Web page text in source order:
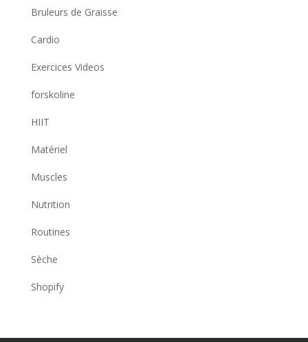
Bruleurs de Graisse
Cardio
Exercices Videos
forskoline
HIIT
Matériel
Muscles
Nutrition
Routines
Sèche
Shopify